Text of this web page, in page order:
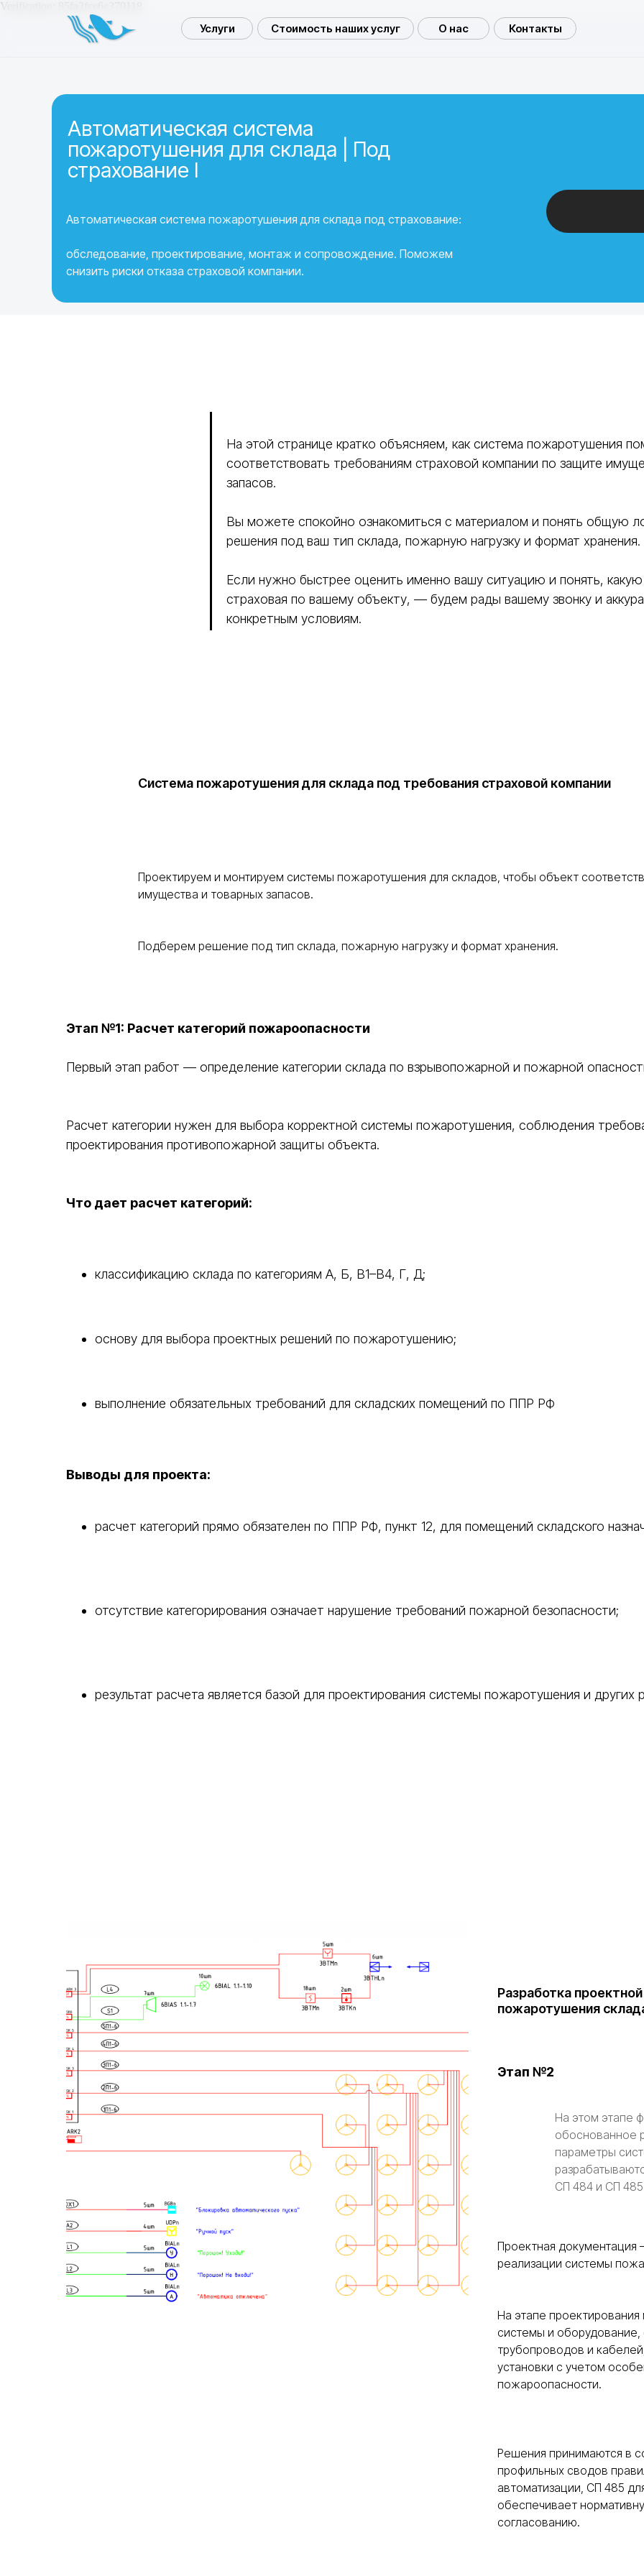
Verification: 85fa2fce6c370118
Услуги О нас
Стоимость наших услуг Контакты
Автоматическая система
пожаротушения для склада | Под
страхование I
Автоматическая система пожаротушения для склада под страхование:
обследование, проектирование, монтаж и сопровождение. Поможем
снизить риски отказа страховой компании.
На этой странице кратко объясняем, как система пожаротушения
соответствовать требованиям страховой компании по защите
запасов.
Вы можете спокойно ознакомиться с материалом и понять общую
решения под ваш тип склада, пожарную нагрузку и формат хранения.
Если нужно быстрее оценить именно вашу ситуацию и понять,
страховая по вашему объекту, — будем рады вашему звонку и
конкретным условиям.
Система пожаротушения для склада под требования страховой компании
Проектируем и монтируем системы пожаротушения для складов, чтобы объект
имущества и товарных запасов.
Подберем решение под тип склада, пожарную нагрузку и формат хранения.
Этап №1: Расчет категорий пожароопасности
Первый этап работ — определение категории склада по взрывопожарной и пожарной
Расчет категории нужен для выбора корректной системы пожаротушения, соблюдения
проектирования противопожарной защиты объекта.
Что дает расчет категорий:
классификацию склада по категориям А, Б, В1–В4, Г, Д;
основу для выбора проектных решений по пожаротушению;
выполнение обязательных требований для складских помещений по ППР РФ
Выводы для проекта:
расчет категорий прямо обязателен по ППР РФ, пункт 12, для помещений складского
отсутствие категорирования означает нарушение требований пожарной безопасности;
результат расчета является базой для проектирования системы пожаротушения и
Разработка
пожаротушения
Этап №2
На этом этапе
обоснованное
параметры
СП 484 и СП 485
Проектная документация
реализации системы
На этапе
системы и
трубопроводов и
установки с учетом
пожароопасности.
Решения принимаются в
профильных сводов
автоматизации, СП 485
обеспечивает
согласованию.